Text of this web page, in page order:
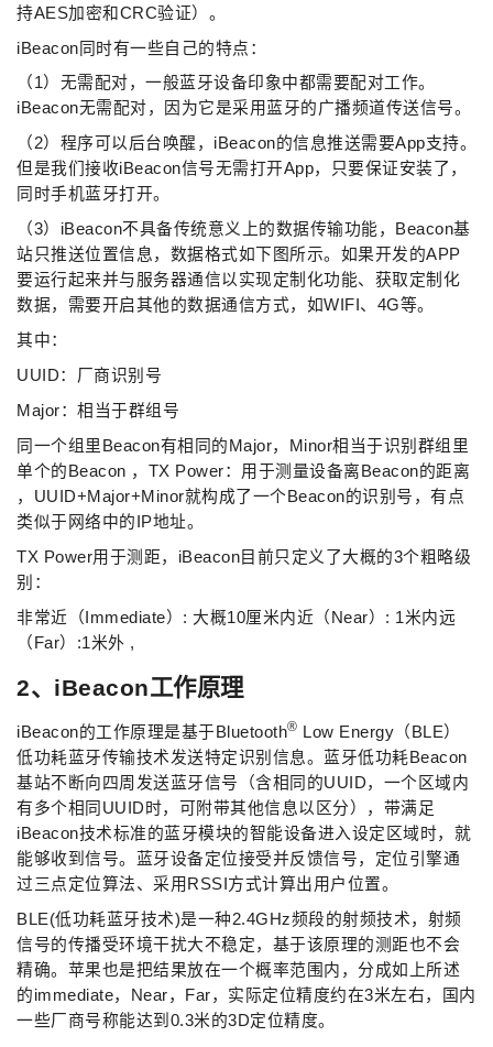
持AES加密和CRC验证）。
iBeacon同时有一些自己的特点：
（1）无需配对，一般蓝牙设备印象中都需要配对工作。
iBeacon无需配对，因为它是采用蓝牙的广播频道传送信号。
（2）程序可以后台唤醒，iBeacon的信息推送需要App支持。
但是我们接收iBeacon信号无需打开App，只要保证安装了，
同时手机蓝牙打开。
（3）iBeacon不具备传统意义上的数据传输功能，Beacon基
站只推送位置信息，数据格式如下图所示。如果开发的APP
要运行起来并与服务器通信以实现定制化功能、获取定制化
数据，需要开启其他的数据通信方式，如WIFI、4G等。
其中：
UUID：厂商识别号
Major：相当于群组号
同一个组里Beacon有相同的Major，Minor相当于识别群组里
单个的Beacon ，TX Power：用于测量设备离Beacon的距离
，UUID+Major+Minor就构成了一个Beacon的识别号，有点
类似于网络中的IP地址。
TX Power用于测距，iBeacon目前只定义了大概的3个粗略级
别：
非常近（Immediate）: 大概10厘米内近（Near）: 1米内远
（Far）:1米外 ,
2、iBeacon工作原理
iBeacon的工作原理是基于Bluetooth® Low Energy（BLE）
低功耗蓝牙传输技术发送特定识别信息。蓝牙低功耗Beacon
基站不断向四周发送蓝牙信号（含相同的UUID，一个区域内
有多个相同UUID时，可附带其他信息以区分），带满足
iBeacon技术标准的蓝牙模块的智能设备进入设定区域时，就
能够收到信号。蓝牙设备定位接受并反馈信号，定位引擎通
过三点定位算法、采用RSSI方式计算出用户位置。
BLE(低功耗蓝牙技术)是一种2.4GHz频段的射频技术，射频
信号的传播受环境干扰大不稳定，基于该原理的测距也不会
精确。苹果也是把结果放在一个概率范围内，分成如上所述
的immediate，Near，Far，实际定位精度约在3米左右，国内
一些厂商号称能达到0.3米的3D定位精度。